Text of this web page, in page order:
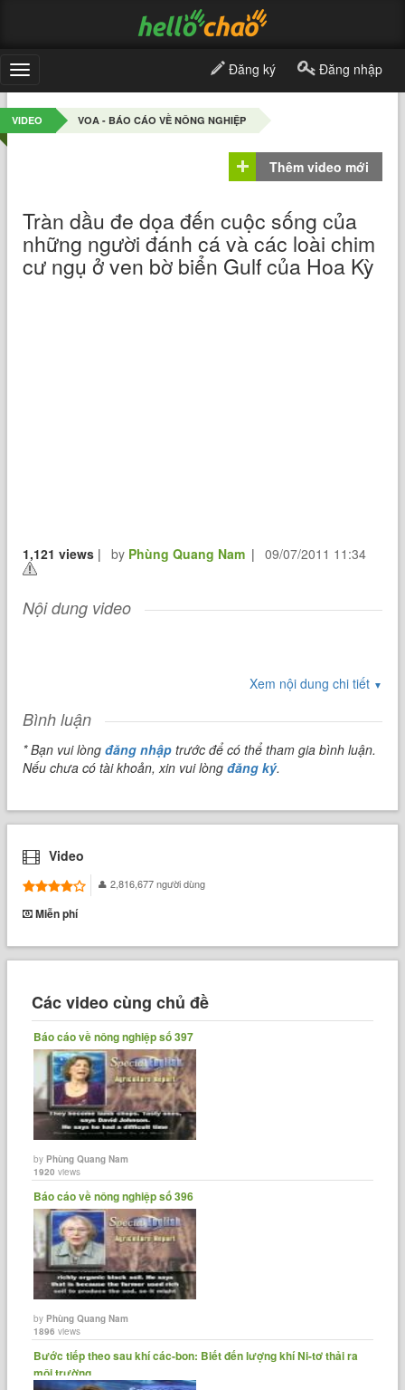
Toggle
navigation
Đăng ký Đăng nhập
VIDEO VOA - BÁO CÁO VỀ NÔNG NGHIỆP
Thêm video mới
Tràn dầu đe dọa đến cuộc sống của
những người đánh cá và các loài chim
cư ngụ ở ven bờ biển Gulf của Hoa Kỳ
1,121 views | by Phùng Quang Nam | 09/07/2011 11:34
Nội dung video
Xem nội dung chi tiết ▼
Bình luận
* Bạn vui lòngđăng nhập trước để có thể tham gia bình luận.
Nếu chưa có tài khoản, xin vui lòngđăng ký.
Video
2,816,677 người dùng
Miễn phí
Các video cùng chủ đề
Báo cáo về nông nghiệp số 397
byPhùng Quang Nam
1920 views
Báo cáo về nông nghiệp số 396
byPhùng Quang Nam
1896 views
Bước tiếp theo sau khí các-bon: Biết đến lượng khí Ni-tơ thải ra
môi trường.